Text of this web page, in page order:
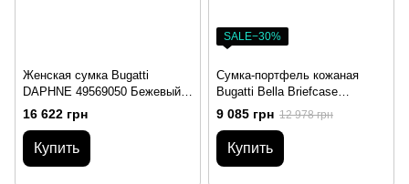
Женская сумка Bugatti
DAPHNE 49569050 Бежевый
One Size
16 622 грн
Купить
SALE−30%
Сумка-портфель кожаная
Bugatti Bella Briefcase
49480762 Серый One Size
9 085 грн 12 978 грн
Купить